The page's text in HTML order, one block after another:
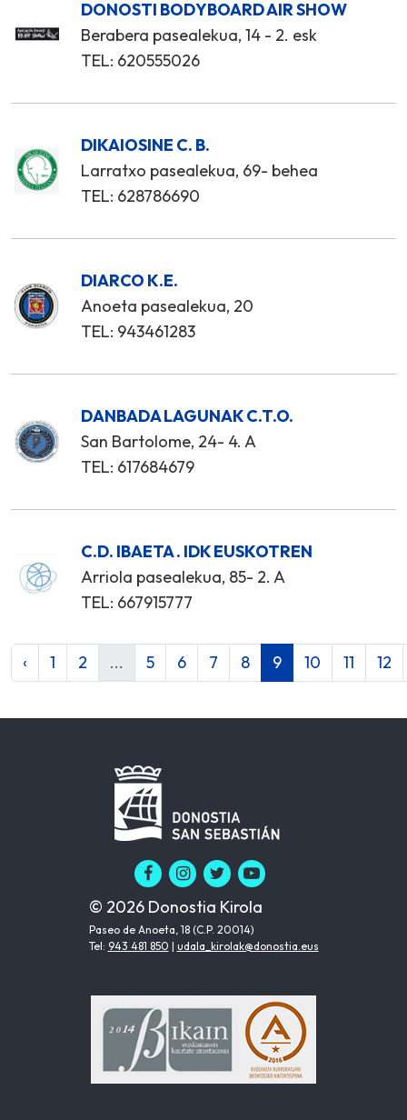
DONOSTI BODYBOARD AIR SHOW
Berabera pasealekua, 14 - 2. esk
TEL: 620555026
DIKAIOSINE C. B.
Larratxo pasealekua, 69- behea
TEL: 628786690
DIARCO K.E.
Anoeta pasealekua, 20
TEL: 943461283
DANBADA LAGUNAK C.T.O.
San Bartolome, 24- 4. A
TEL: 617684679
C.D. IBAETA . IDK EUSKOTREN
Arriola pasealekua, 85- 2. A
TEL: 667915777
‹ 1 2 ... 5 6 7 8 9 10 11 12
© 2026 Donostia Kirola
Paseo de Anoeta, 18 (C.P. 20014)
Tel: 943 481 850 | udala_kirolak@donostia.eus